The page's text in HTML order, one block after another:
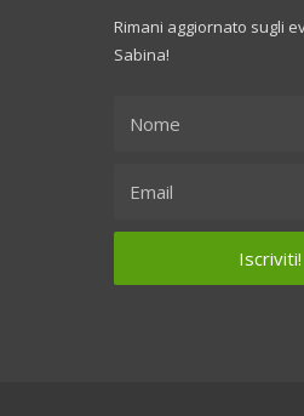
Rimani aggiornato sugli
Sabina!